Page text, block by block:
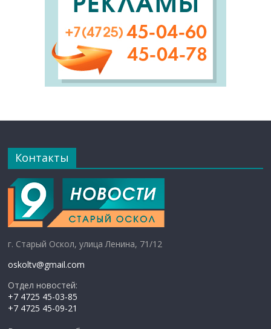
Контакты
г. Старый Оскол, улица Ленина, 71/12
oskoltv@gmail.com
Отдел новостей:
+7 4725 45-03-85
+7 4725 45-09-21